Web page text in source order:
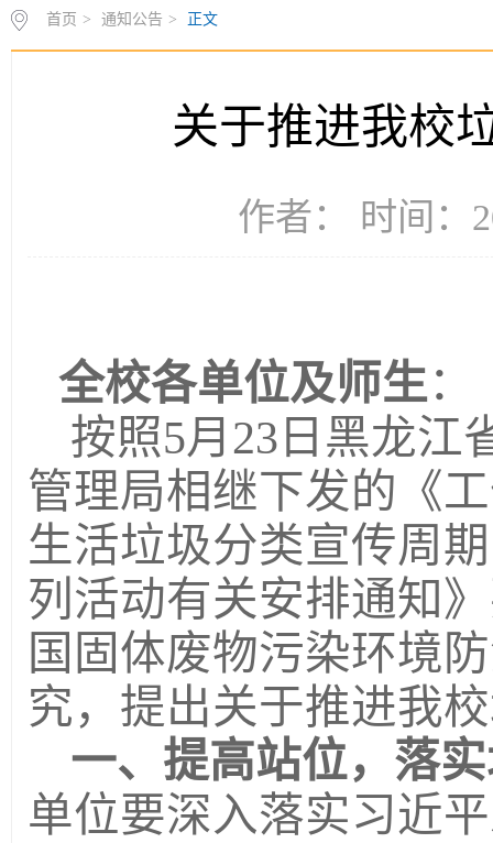
首页 > 通知公告 > 正文
关于推进我校
作者： 时间：
全校各单位及师生：
按照5月23日黑龙江
管理局相继下发的《
生活垃圾分类宣传周
列活动有关安排通知
国固体废物污染环境
究，提出关于推进我
一、提高站位，落
单位要深入落实习近